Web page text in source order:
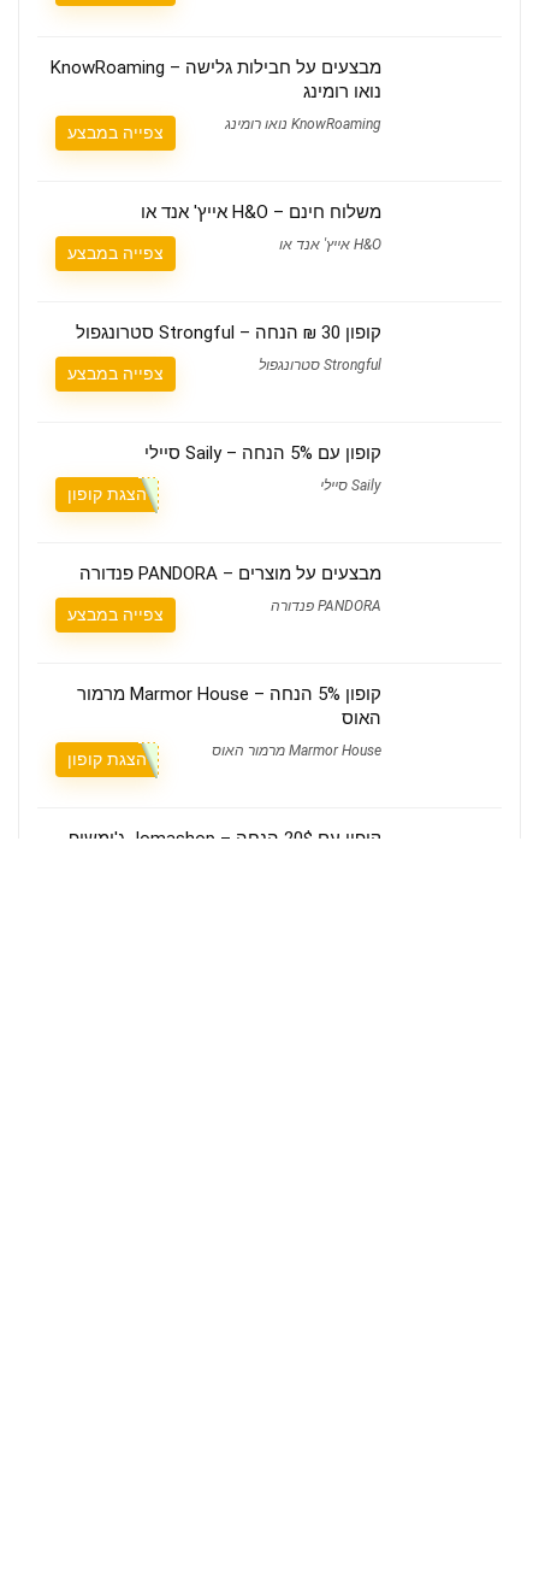
מבצעים על חבילות גלישה – KnowRoaming
נואו רומינג
KnowRoaming נואו רומינג צפייה במבצע
משלוח חינם – H&O אייץ' אנד או
H&O אייץ' אנד או צפייה במבצע
קופון 30 ₪ הנחה – Strongful סטרונגפול
Strongful סטרונגפול צפייה במבצע
קופון עם 5% הנחה – Saily סיילי
Saily סיילי הצגת קופון
מבצעים על מוצרים – PANDORA פנדורה
PANDORA פנדורה צפייה במבצע
קופון 5% הנחה – Marmor House מרמור
האוס
Marmor House מרמור האוס הצגת קופון
קופון עם 20$ הנחה – Jomashop ג'ומשופ